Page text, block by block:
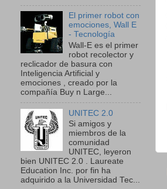
El primer robot con
emociones, Wall E
- Tecnología
Wall-E es el primer
robot recolector y
reclicador de basura con
Inteligencia Artificial y
emociones , creado por la
compañía Buy n Large...
UNITEC 2.0
Si amigos y
miembros de la
comunidad
UNITEC, leyeron
bien UNITEC 2.0 . Laureate
Education Inc. por fin ha
adquirido a la Universidad Tec...